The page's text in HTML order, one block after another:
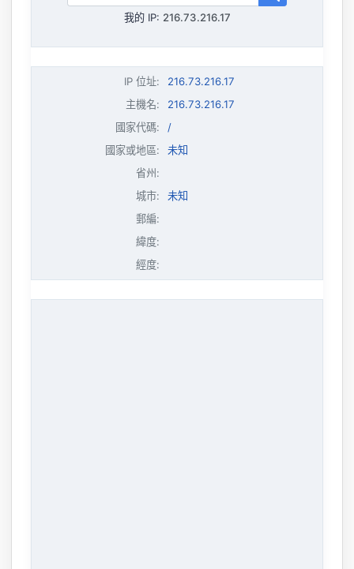
我的 IP: 216.73.216.17
IP 位址:
216.73.216.17
主機名:
216.73.216.17
國家代碼:
/
國家或地區:
未知
省州:
城市:
未知
郵編:
緯度:
經度: